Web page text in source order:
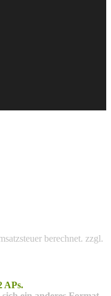
berechnet. zzgl.
APs.